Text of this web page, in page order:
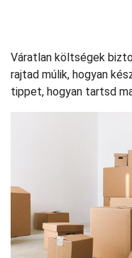
Váratlan költségek
rajtad múlik, hogyan
tippet, hogyan tartsd